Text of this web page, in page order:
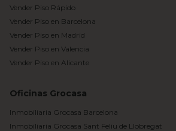
Vender Piso Rápido
Vender Piso en Barcelona
Vender Piso en Madrid
Vender Piso en Valencia
Vender Piso en Alicante
Oficinas Grocasa
Inmobiliaria Grocasa Barcelona
Inmobiliaria Grocasa Sant Feliu de Llobregat